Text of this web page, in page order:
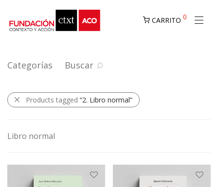
CARRITO 0
Categorías Buscar
Products tagged “2. Libro normal”
Libro normal